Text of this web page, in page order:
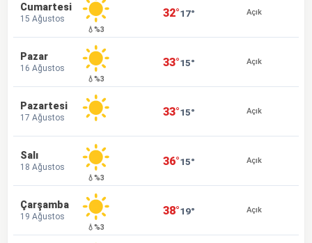
Cumartesi
15 Ağustos
💧%3
32°17° Açık
Pazar
16 Ağustos
💧%3
33°15° Açık
Pazartesi
17 Ağustos 33°15° Açık
Salı
18 Ağustos
💧%3
36°15° Açık
Çarşamba
19 Ağustos
💧%3
38°19° Açık